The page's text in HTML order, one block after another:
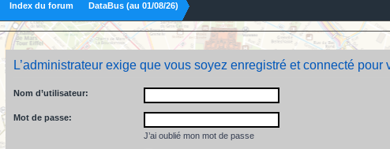
Index du forum DataBus (au 01/08/26)
L’administrateur exige que vous soyez enregistré et connecté pour
Nom d’utilisateur:
Mot de passe:
J’ai oublié mon mot de passe